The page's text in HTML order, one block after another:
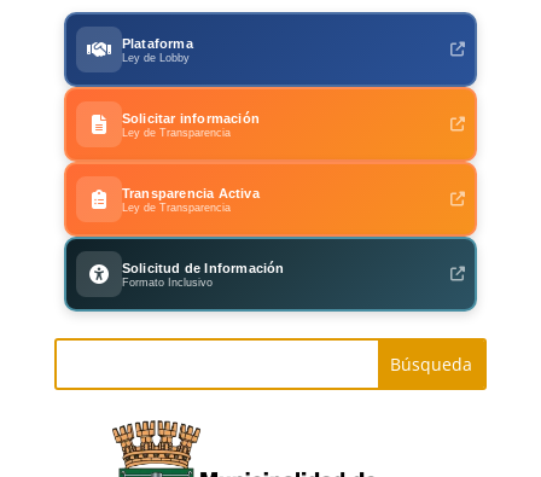
Plataforma
Ley de Lobby
Solicitar información
Ley de Transparencia
Transparencia Activa
Ley de Transparencia
Solicitud de Información
Formato Inclusivo